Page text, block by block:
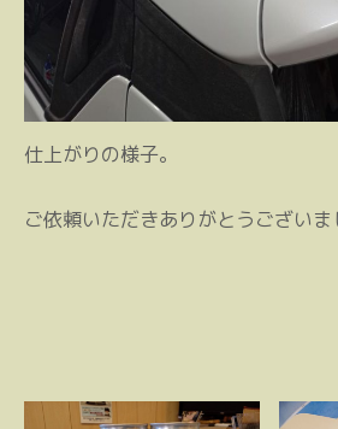
仕上がりの様子。
ご依頼いただきありがとうございま